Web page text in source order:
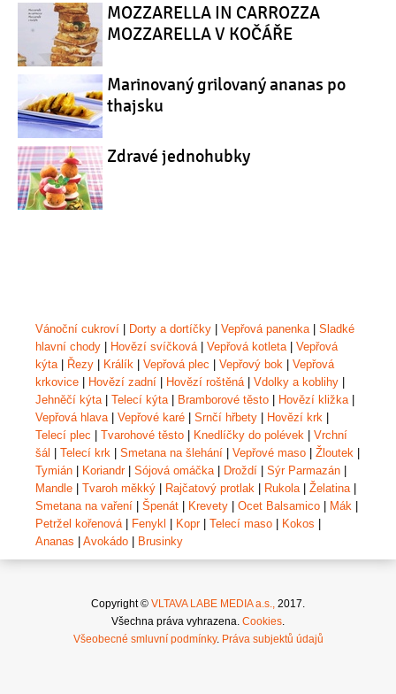
MOZZARELLA IN CARROZZA
MOZZARELLA V KOČÁŘE
Marinovaný grilovaný ananas po
thajsku
Zdravé jednohubky
Vánoční cukroví | Dorty a dortíčky | Vepřová panenka | Sladké
hlavní chody | Hovězí svíčková | Vepřová kotleta | Vepřová
kýta | Řezy | Králík | Vepřová plec | Vepřový bok | Vepřová
krkovice | Hovězí zadní | Hovězí roštěná | Vdolky a koblihy |
Jehněčí kýta | Telecí kýta | Bramborové těsto | Hovězí kližka |
Vepřová hlava | Vepřové karé | Srnčí hřbety | Hovězí krk |
Telecí plec | Tvarohové těsto | Knedlíčky do polévek | Vrchní
šál | Telecí krk | Smetana na šlehání | Vepřové maso | Žloutek |
Tymián | Koriandr| Sójová omáčka | Droždí | Sýr Parmazán |
Mandle | Tvaroh měkký | Rajčatový protlak | Rukola | Želatina |
Smetana na vaření | Špenát | Krevety | Ocet Balsamico | Mák |
Petržel kořenová | Fenykl | Kopr| Telecí maso | Kokos |
Ananas | Avokádo | Brusinky
Copyright © VLTAVA LABE MEDIA a.s.,
2017.
Všechna práva vyhrazena. Cookies
Všeobecné smluvní podmínky. Práva subjektů údajů